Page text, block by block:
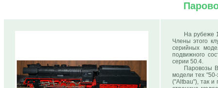
На рубеже
Члены этого
серийных
подвижного
серии 50.4.
Паровозы
модели тех
("Altbau"), так и